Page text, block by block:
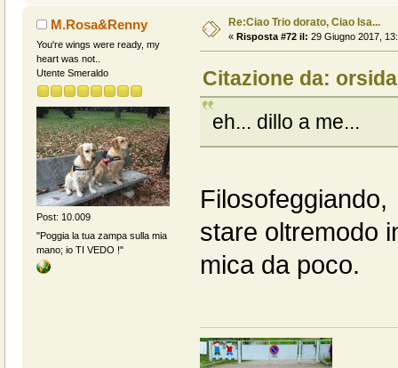
M.Rosa&Renny
You're wings were ready, my
heart was not..
Utente Smeraldo
Post: 10.009
"Poggia la tua zampa sulla mia
mano; io TI VEDO !"
Re:Ciao Trio dorato, Ciao Isa...
« Risposta #72 il: 29 Giugno 2017,
Citazione da:
eh... dillo a me...
stare oltremodo
mica da poco.